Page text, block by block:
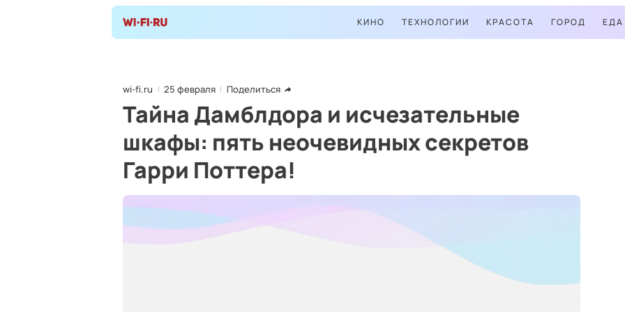
КИНО ТЕХНОЛОГИИ КРАСОТА ГОРОД ЕДА
wi-fi.ru 25 февраля Поделиться
Тайна Дамблдора и исчезательные
шкафы: пять неочевидных секретов
Гарри Поттера!